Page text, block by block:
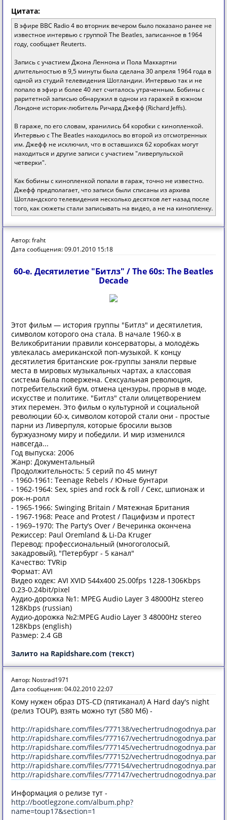
Цитата:
В эфире BBC Radio 4 во вторник вечером было показано ранее не
известное интервью с группой The Beatles, записанное в 1964
году, сообщает Reuterts.
Запись с участием Джона Леннона и Пола Маккартни
длительностью в 9,5 минуты была сделана 30 апреля 1964 года в
одной из студий телевидения Шотландии. Интервью так и не
попало в эфир и более 40 лет считалось утраченным. Бобины с
раритетной записью обнаружил в одном из гаражей в южном
Лондоне историк-любитель Ричард Джефф (Richard Jeffs).
В гараже, по его словам, хранились 64 коробки с кинопленкой.
Интервью с The Beatles находилось во второй из отсмотренных
им. Джефф не исключил, что в оставшихся 62 коробках могут
находиться и другие записи с участием "ливерпульской
четверки".
Как бобины с кинопленкой попали в гараж, точно не известно.
Джефф предполагает, что записи были списаны из архива
Шотландского телевидения несколько десятков лет назад после
того, как сюжеты стали записывать на видео, а не на кинопленку.
Автор: fraht
Дата сообщения: 09.01.2010 15:18
60-е. Десятилетие "Битлз" / The 60s: The Beatles
Decade
Этот фильм — история группы "Битлз" и десятилетия,
символом которого она стала. В начале 1960-х в
Великобритании правили консерваторы, а молодёжь
увлекалась американской поп-музыкой. К концу
десятилетия британские рок-группы заняли первые
места в мировых музыкальных чартах, а классовая
система была повержена. Сексуальная революция,
потребительский бум, отмена цензуры, прорыв в моде,
искусстве и политике. "Битлз" стали олицетворением
этих перемен. Это фильм о культурной и социальной
революции 60-х, символом которой стали они - простые
парни из Ливерпуля, которые бросили вызов
буржуазному миру и победили. И мир изменился
навсегда...
Год выпуска: 2006
Жанр: Документальный
Продолжительность: 5 серий по 45 минут
- 1960-1961: Teenage Rebels / Юные бунтари
- 1962-1964: Sex, spies and rock & roll / Секс, шпионаж и
рок-н-ролл
- 1965-1966: Swinging Britain / Мятежная Британия
- 1967-1968: Peace and Protest / Пацифизм и протест
- 1969–1970: The Party’s Over / Вечеринка окончена
Режиссер: Paul Oremland & Li-Da Кruger
Перевод: профессиональный (многоголосый,
закадровый), "Петербург - 5 канал"
Качество: TVRip
Формат: AVI
Видео кодек: AVI XVID 544x400 25.00fps 1228-1306Kbps
0.23-0.24bit/pixel
Аудио-дорожка №1: MPEG Audio Layer 3 48000Hz stereo
128Kbps (russian)
Аудио-дорожка №2:MPEG Audio Layer 3 48000Hz stereo
128Kbps (english)
Размер: 2.4 GB
Залито на Rapidshare.com (текст)
Автор: Nostrad1971
Дата сообщения: 04.02.2010 22:07
Кому нужен образ DTS-CD (пятиканал) A Hard day's night
(релиз TOUP), взять можно тут (580 Мб) -
http://rapidshare.com/files/777138/
http://rapidshare.com/files/777167/
http://rapidshare.com/files/777145/
http://rapidshare.com/files/777152/
http://rapidshare.com/files/777154/
http://rapidshare.com/files/777147/
Информация о релизе тут -
http://bootlegzone.com/album.php?
name=toup17&section=1